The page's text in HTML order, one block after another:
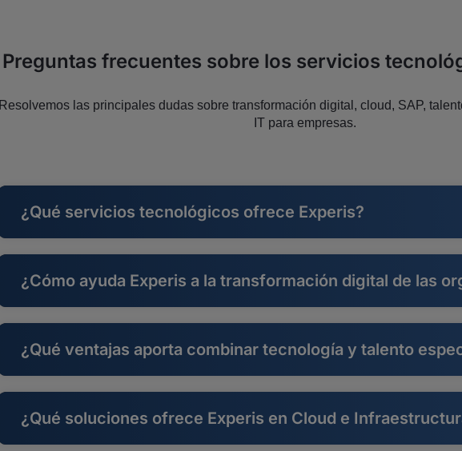
Preguntas frecuentes sobre los servicios
Resolvemos las principales dudas sobre transformación digital, cloud, SAP,
IT para empresas.
¿Qué servicios tecnológicos ofrece Experis?
¿Cómo ayuda Experis a la transformación digital de las
¿Qué ventajas aporta combinar tecnología y talento
¿Qué soluciones ofrece Experis en Cloud e